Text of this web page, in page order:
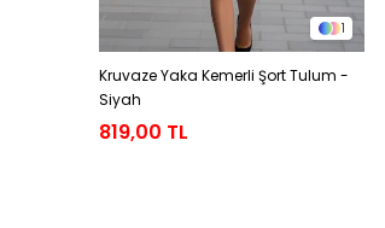
1
Kruvaze Yaka Kemerli Şort Tulum -
Siyah
819,00 TL